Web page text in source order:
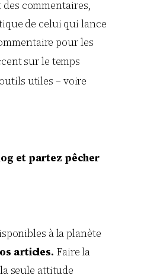
commentaires,
de celui qui lance
pour les
sur le temps
utiles – voire
et partez pêcher
à la planète
articles. Faire la
seule attitude